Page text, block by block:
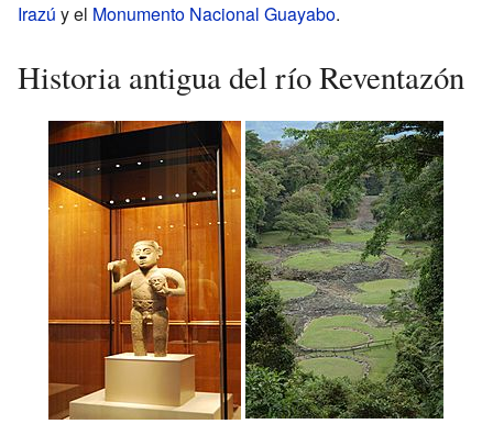
Irazú y el Monumento Nacional Guayabo.
Historia antigua del río Reventazón